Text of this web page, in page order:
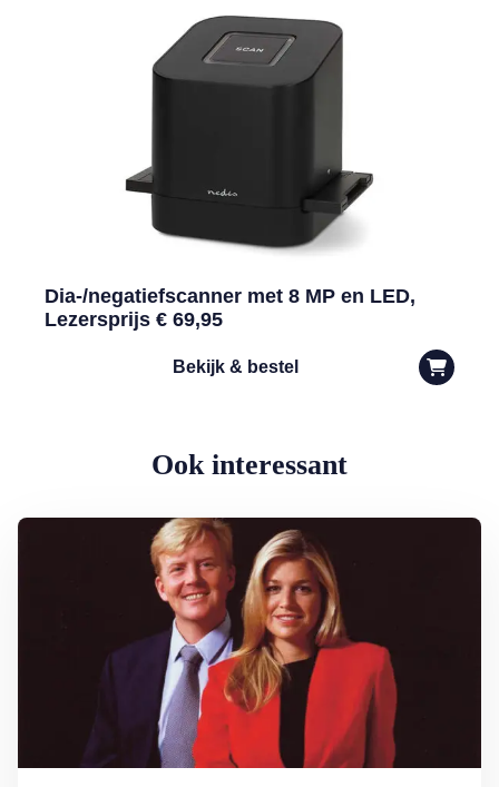
Dia-/negatiefscanner met 8 MP en LED,
Lezersprijs € 69,95
Bekijk & bestel
Ook interessant
Lees meer over Hoe Máxima met één zin heel Nederland inpakte…